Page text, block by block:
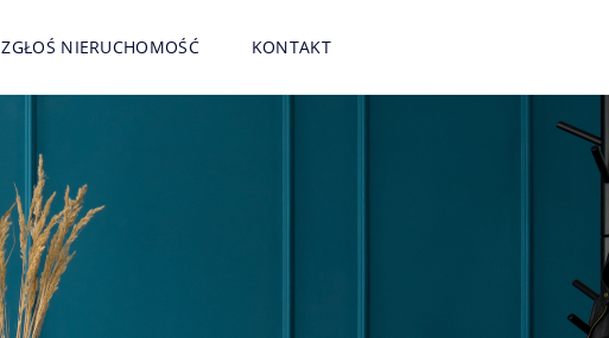
ZGŁOŚ NIERUCHOMOŚĆ KONTAKT